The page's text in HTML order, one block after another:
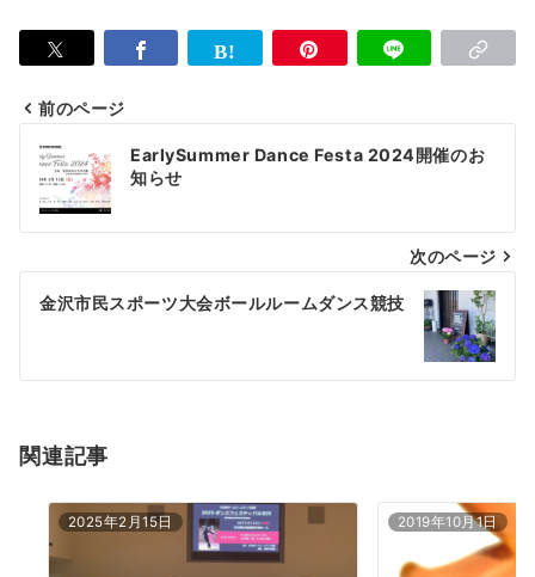
投
稿
ナ
ビ
ゲ
シ
ン
前のページ
EarlySummer Dance Festa 2024開催のお
知らせ
次のページ
金沢市民スポーツ大会ボールルームダンス競技
関連記事
2025年2月15日 2019年10月1日